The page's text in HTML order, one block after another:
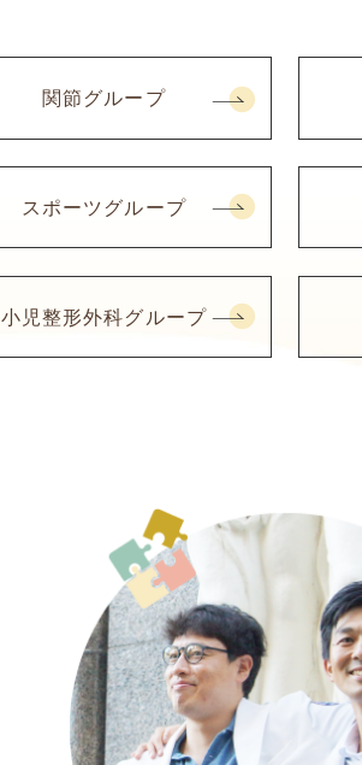
関節グループ
スポーツグループ
小児整形外科グループ